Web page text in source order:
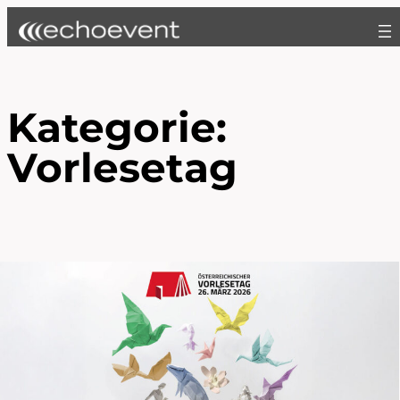
Zum
Inhalt
Kategorie:
Vorlesetag